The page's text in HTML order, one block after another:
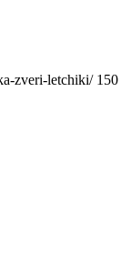
zveri-letchiki/ 150